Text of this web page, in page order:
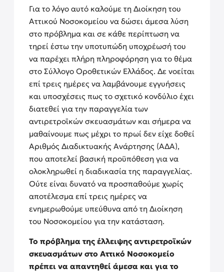
Για το λόγο αυτό καλούμε τη Διοίκηση του
Αττικού Νοσοκομείου να δώσει άμεσα λύση
στο πρόβλημα και σε κάθε περίπτωση να
τηρεί έστω την υποτυπώδη υποχρέωσή του
να παρέχει πλήρη πληροφόρηση για το θέμα
στο Σύλλογο Οροθετικών Ελλάδος. Δε νοείται
επί τρεις ημέρες να λαμβάνουμε εγγυήσεις
και υποσχέσεις πως το σχετικό κονδύλιο έχει
διατεθεί για την παραγγελία των
αντιρετροϊκών σκευασμάτων και σήμερα να
μαθαίνουμε πως μέχρι το πρωί δεν είχε δοθεί
Αριθμός Διαδικτυακής Ανάρτησης (ΑΔΑ),
που αποτελεί βασική προϋπόθεση για να
ολοκληρωθεί η διαδικασία της παραγγελίας.
Ούτε είναι δυνατό να προσπαθούμε χωρίς
αποτέλεσμα επί τρεις ημέρες να
ενημερωθούμε υπεύθυνα από τη Διοίκηση
του Νοσοκομείου για την κατάσταση.
Το πρόβλημα της έλλειψης αντιρετροϊκών
σκευασμάτων στο Αττικό Νοσοκομείο
πρέπει να απαντηθεί άμεσα και για το